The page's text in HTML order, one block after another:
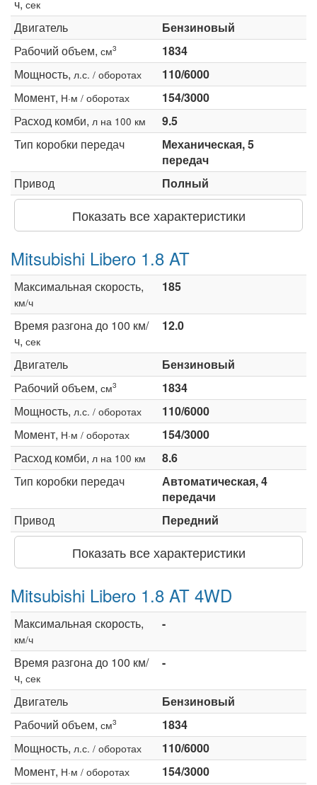
ч, сек
Двигатель
Бензиновый
Рабочий объем, см3
1834
Мощность, л.с. / оборотах
110/6000
Момент, Н·м / оборотах
154/3000
Расход комби, л на 100 км
9.5
Тип коробки передач
Механическая, 5
передач
Привод
Полный
Показать все характеристики
Mitsubishi Libero 1.8 AT
Максимальная скорость,
км/ч
185
Время разгона до 100 км/
ч, сек
12.0
Двигатель
Бензиновый
Рабочий объем, см3
1834
Мощность, л.с. / оборотах
110/6000
Момент, Н·м / оборотах
154/3000
Расход комби, л на 100 км
8.6
Тип коробки передач
Автоматическая, 4
передачи
Привод
Передний
Показать все характеристики
Mitsubishi Libero 1.8 AT 4WD
Максимальная скорость,
км/ч
-
Время разгона до 100 км/
ч, сек
-
Двигатель
Бензиновый
Рабочий объем, см3
1834
Мощность, л.с. / оборотах
110/6000
Момент, Н·м / оборотах
154/3000